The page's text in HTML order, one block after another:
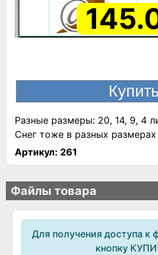
Разные размеры: 20, 14, 9, 4
Снег тоже в разных размерах
Артикул: 261
Файлы товара
Для получения доступа к
кнопку